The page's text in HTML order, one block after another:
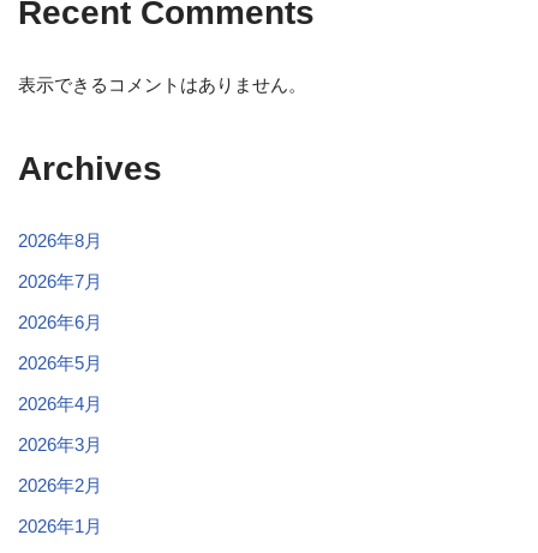
Recent Comments
表示できるコメントはありません。
Archives
2026年8月
2026年7月
2026年6月
2026年5月
2026年4月
2026年3月
2026年2月
2026年1月